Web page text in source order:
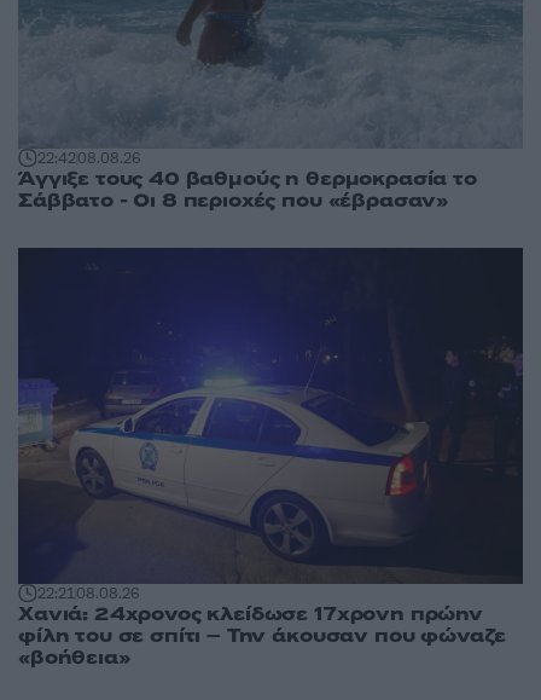
22:4208.08.26
Άγγιξε τους 40 βαθμούς η θερμοκρασία το
Σάββατο - Οι 8 περιοχές που «έβρασαν»
22:2108.08.26
Χανιά: 24χρονος κλείδωσε 17χρονη πρώην
φίλη του σε σπίτι – Την άκουσαν που φώναζε
«βοήθεια»